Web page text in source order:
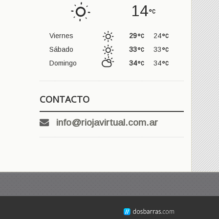
14
Viernes 24
29
Sábado
33
33
Domingo
34
34
CONTACTO
info@riojavirtual.com.ar